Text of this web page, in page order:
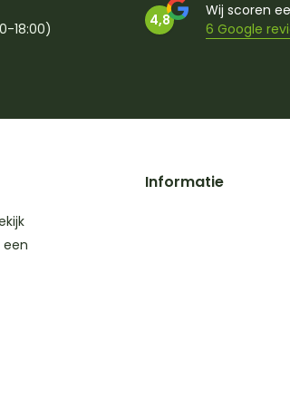
18:00)
4,8
Wij scoren
6 Google
Informatie